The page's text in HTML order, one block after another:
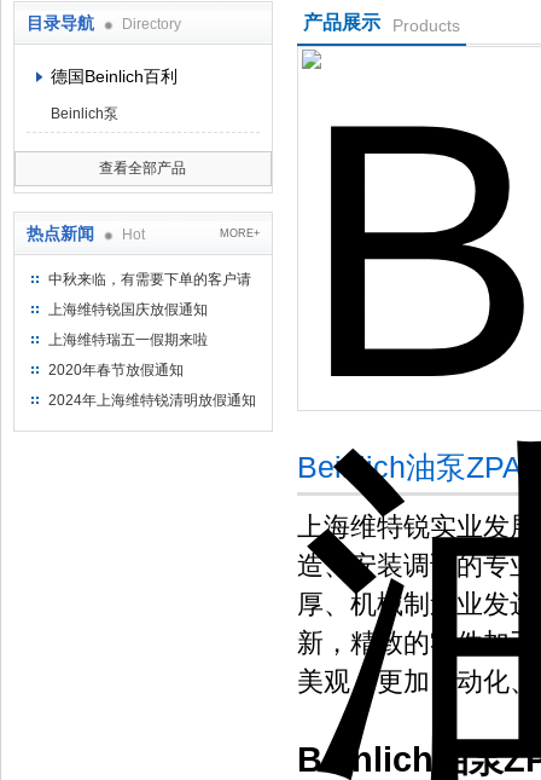
目录导航 Directory
德国Beinlich百利
Beinlich泵
查看全部产品
热点新闻 Hot MORE+
中秋来临，有需要下单的客户请
提前下单
上海维特锐国庆放假通知
上海维特瑞五一假期来啦
2020年春节放假通知
2024年上海维特锐清明放假通知
产品展示 Products
Beinlich油泵ZPA
上海维特锐实业发
造、安装调试的专
厚、机械制造业发
新，精致的零件加
美观，更加自动化
Beinlich油泵